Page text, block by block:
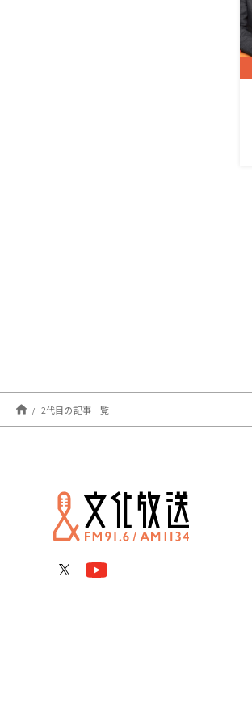
2代目の記事一覧